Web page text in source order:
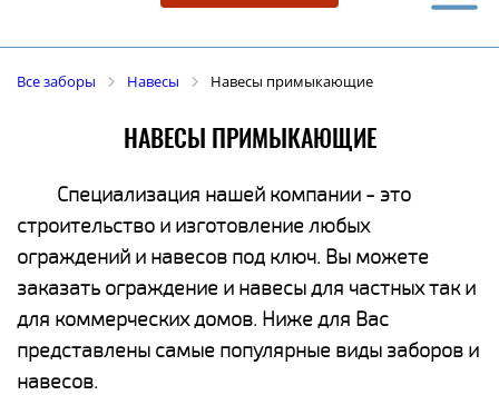
Все заборы Навесы Навесы примыкающие
НАВЕСЫ ПРИМЫКАЮЩИЕ
Специализация нашей компании - это
строительство и изготовление любых
ограждений и навесов под ключ. Вы можете
заказать ограждение и навесы для частных так и
для коммерческих домов. Ниже для Вас
представлены самые популярные виды заборов и
навесов.